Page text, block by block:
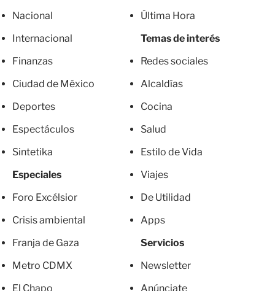
Nacional
Internacional
Finanzas
Ciudad de México
Deportes
Espectáculos
Sintetika
Especiales
Foro Excélsior
Crisis ambiental
Franja de Gaza
Metro CDMX
El Chapo
Última Hora
Temas de interés
Redes sociales
Alcaldías
Cocina
Salud
Estilo de Vida
Viajes
De Utilidad
Apps
Servicios
Newsletter
Anúnciate